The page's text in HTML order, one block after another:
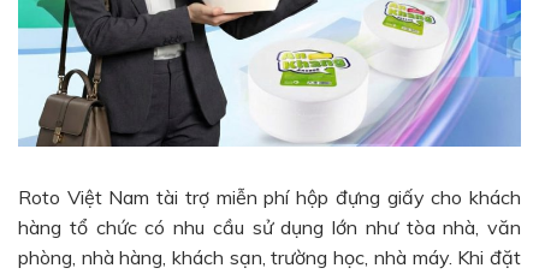
Roto Việt Nam tài trợ miễn phí hộp đựng giấy cho khách
hàng tổ chức có nhu cầu sử dụng lớn như tòa nhà, văn
phòng, nhà hàng, khách sạn, trường học, nhà máy. Khi đặt